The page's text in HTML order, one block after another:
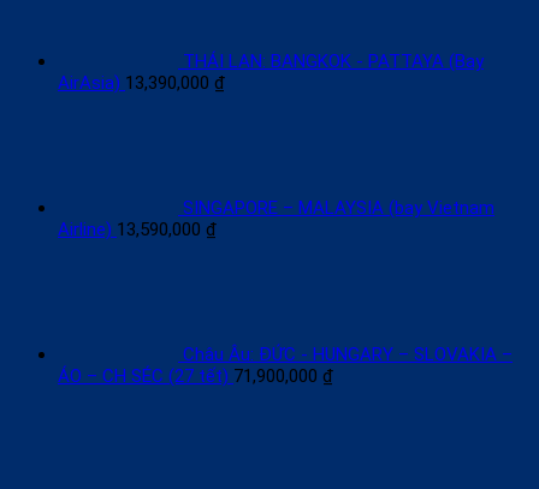
THÁI LAN: BANGKOK - PATTAYA (Bay
AirAsia) 13,390,000 ₫
SINGAPORE – MALAYSIA (bay Vietnam
Airline) 13,590,000 ₫
Châu Âu: ĐỨC - HUNGARY – SLOVAKIA –
ÁO – CH SÉC (27 tết) 71,900,000 ₫